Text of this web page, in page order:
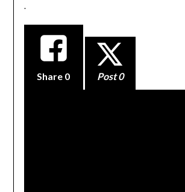
.
Share 0 Post 0